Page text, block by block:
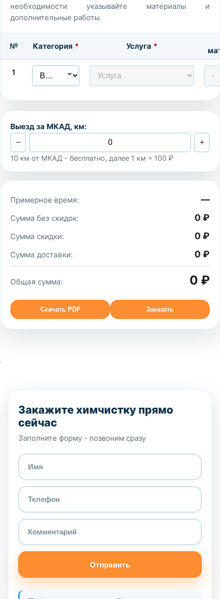
необходимости указывайте материалы и
дополнительные работы.
№ Категория * Услуга *
1
Выезд за МКАД, км:
− +
10 км от МКАД - бесплатно, далее 1 км = 100 ₽
Примерное время: —
Сумма без скидок: 0 ₽
Сумма скидки: 0 ₽
Сумма доставки: 0 ₽
Общая сумма: 0 ₽
Скачать PDF Заказать
Закажите химчистку прямо
сейчас
Заполните форму - позвоним сразу
Отправить